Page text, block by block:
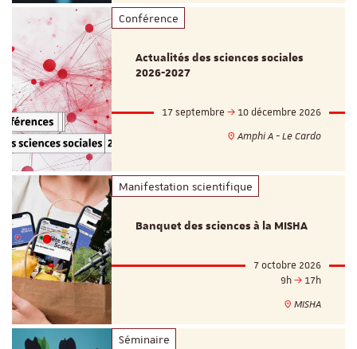
Conférence
Actualités des sciences sociales
2026-2027
17 septembre
10 décembre 2026
Amphi A - Le Cardo
Manifestation scientifique
Banquet des sciences à la MISHA
7 octobre 2026
9h
17h
MISHA
Séminaire